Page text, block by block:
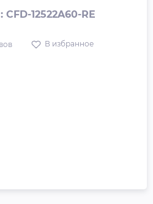
12522A60-RE
В избранное